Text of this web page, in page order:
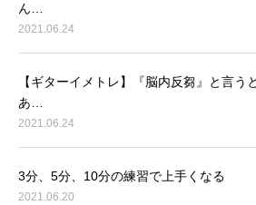
ん…
2021.06.24
【ギターイメトレ】『脳内反芻』と言う
あ…
2021.06.24
3分、5分、10分の練習で上手くなる
2021.06.20